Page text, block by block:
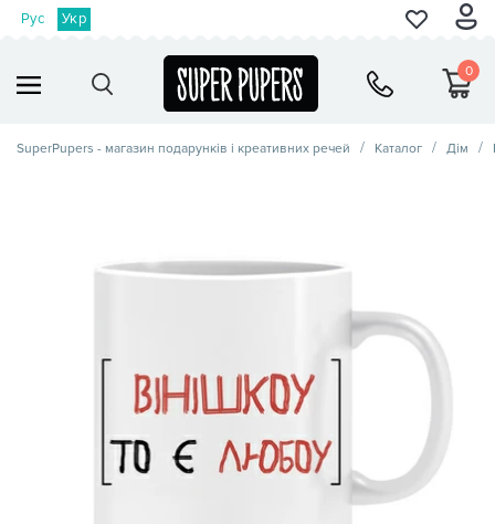
Рус Укр
0
SuperPupers - магазин подарунків і креативних речей Каталог Дім